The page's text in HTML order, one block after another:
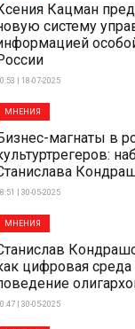
Кацман
систему
| 18-07-2025
МНЕНИЯ
магнаты в
| 30-05-2025
МНЕНИЯ
цифровая
| 30-05-2025